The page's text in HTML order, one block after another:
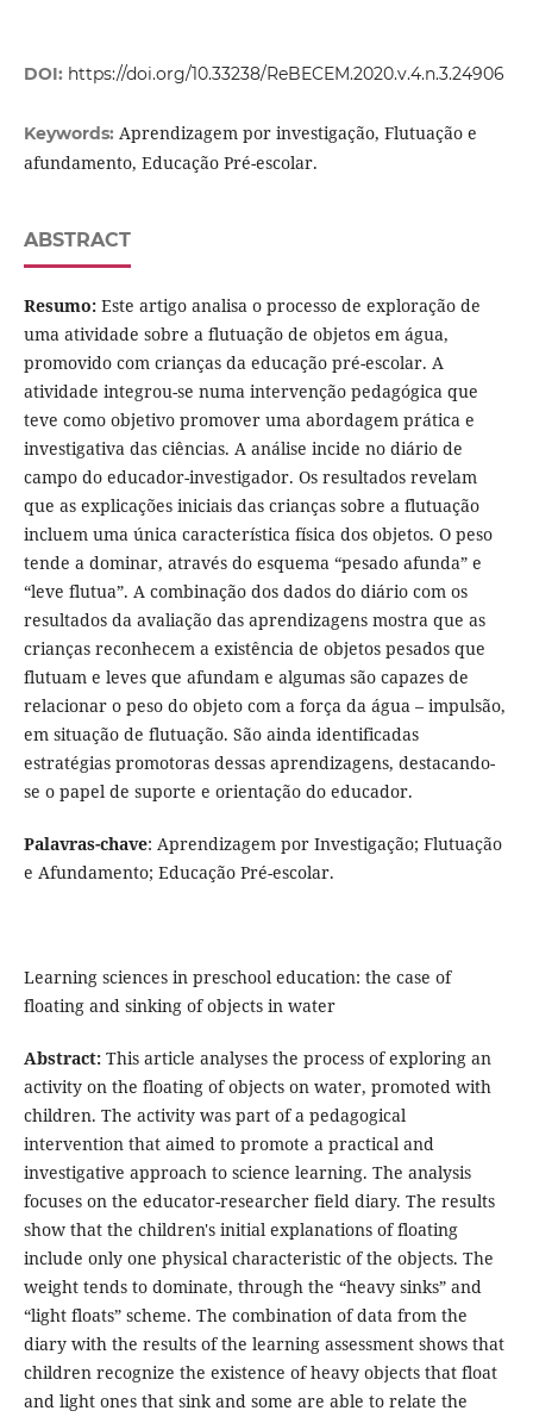
DOI: https://doi.org/10.33238/ReBECEM.2020.v.4.n.3.24906
Keywords: Aprendizagem por investigação, Flutuação e
afundamento, Educação Pré-escolar.
ABSTRACT
Resumo: Este artigo analisa o processo de exploração de
uma atividade sobre a flutuação de objetos em água,
promovido com crianças da educação pré-escolar. A
atividade integrou-se numa intervenção pedagógica que
teve como objetivo promover uma abordagem prática e
investigativa das ciências. A análise incide no diário de
campo do educador-investigador. Os resultados revelam
que as explicações iniciais das crianças sobre a flutuação
incluem uma única característica física dos objetos. O peso
tende a dominar, através do esquema “pesado afunda” e
“leve flutua”. A combinação dos dados do diário com os
resultados da avaliação das aprendizagens mostra que as
crianças reconhecem a existência de objetos pesados que
flutuam e leves que afundam e algumas são capazes de
relacionar o peso do objeto com a força da água – impulsão,
em situação de flutuação. São ainda identificadas
estratégias promotoras dessas aprendizagens, destacando-
se o papel de suporte e orientação do educador.
Palavras-chave: Aprendizagem por Investigação; Flutuação
e Afundamento; Educação Pré-escolar.
Learning sciences in preschool education: the case of
floating and sinking of objects in water
Abstract:This article analyses the process of exploring an
activity on the floating of objects on water, promoted with
children. The activity was part of a pedagogical
intervention that aimed to promote a practical and
investigative approach to science learning. The analysis
focuses on the educator-researcher field diary. The results
show that the children's initial explanations of floating
include only one physical characteristic of the objects. The
weight tends to dominate, through the “heavy sinks” and
“light floats” scheme. The combination of data from the
diary with the results of the learning assessment shows that
children recognize the existence of heavy objects that float
and light ones that sink and some are able to relate the